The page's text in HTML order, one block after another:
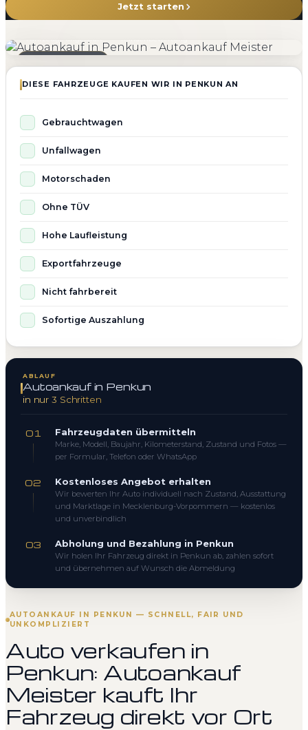
Jetzt starten
AUTOANKAUF IN PENKUN — SCHNELL, FAIR UND
UNKOMPLIZIERT
Auto verkaufen in
Penkun: Autoankauf
Meister kauft Ihr
Fahrzeug direkt vor Ort
DIESE FAHRZEUGE KAUFEN WIR IN PENKUN AN
Gebrauchtwagen
Unfallwagen
Motorschaden
Ohne TÜV
Hohe Laufleistung
Exportfahrzeuge
Nicht fahrbereit
Sofortige Auszahlung
ABLAUF
Autoankauf in Penkun
in nur 3 Schritten
01 Fahrzeugdaten übermitteln
Marke, Modell, Baujahr, Kilometerstand, Zustand und Fotos —
per Formular, Telefon oder WhatsApp
02 Kostenloses Angebot erhalten
Wir bewerten Ihr Auto individuell nach Zustand, Ausstattung
und Marktlage in Mecklenburg-Vorpommern — kostenlos
und unverbindlich
03 Abholung und Bezahlung in Penkun
Wir holen Ihr Fahrzeug direkt in Penkun ab, zahlen sofort
und übernehmen auf Wunsch die Abmeldung